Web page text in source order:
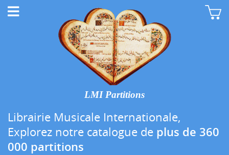
LMI Partitions
Librairie Musicale Internationale,
Explorez notre catalogue de plus de 360
000 partitions